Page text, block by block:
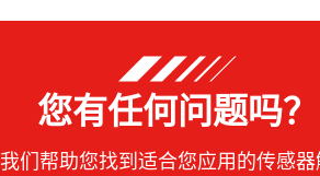
您有任何问题吗？
我们帮助您找到适合您应用的传感